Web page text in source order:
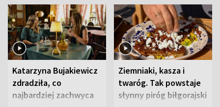
Katarzyna Bujakiewicz
zdradziła, co
najbardziej zachwyca
Ziemniaki, kasza i
twaróg. Tak powstaje
słynny piróg biłgorajski